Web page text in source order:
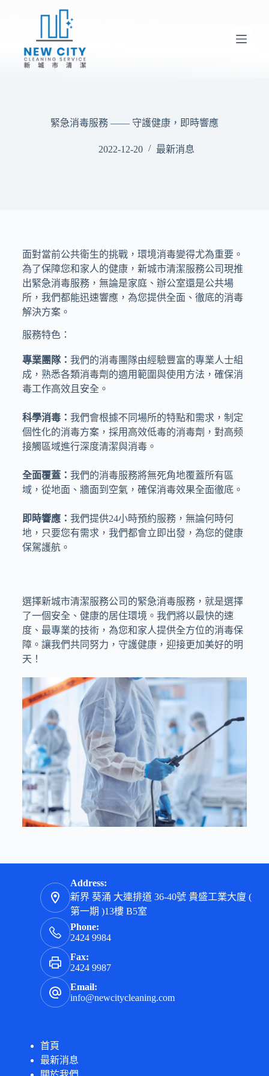
緊急消毒服務 —— 守護健康，即時響應
2022-12-20 最新消息
面對當前公共衛生的挑戰，環境消毒變得尤為重要。
為了保障您和家人的健康，新城市清潔服務公司現推
出緊急消毒服務，無論是家庭、辦公室還是公共場
所，我們都能迅速響應，為您提供全面、徹底的消毒
解決方案。
服務特色：
專業團隊： 我們的消毒團隊由經驗豐富的專業人士組
成，熟悉各類消毒劑的適用範圍與使用方法，確保消
毒工作高效且安全。
科學消毒： 我們會根據不同場所的特點和需求，制定
個性化的消毒方案，採用高效低毒的消毒劑，對高频
接觸區域進行深度清潔與消毒。
全面覆蓋： 我們的消毒服務將無死角地覆蓋所有區
域，從地面、牆面到空氣，確保消毒效果全面徹底。
即時響應： 我們提供24小時預約服務，無論何時何
地，只要您有需求，我們都會立即出發，為您的健康
保駕護航。
選擇新城市清潔服務公司的緊急消毒服務，就是選擇
了一個安全、健康的居住環境。我們將以最快的速
度、最專業的技術，為您和家人提供全方位的消毒保
障。讓我們共同努力，守護健康，迎接更加美好的明
天！
Address:
新界 葵涌 大連排道 36-40號 貴盛工業大廈 (
第一期 )13樓 B5室
Phone:
2424 9984
Fax:
2424 9987
Email:
info@newcitycleaning.com
首頁
最新消息